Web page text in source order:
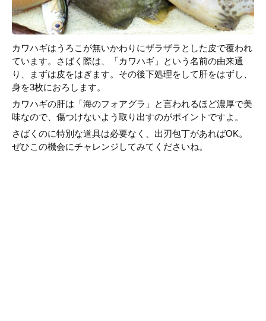
カワハギはうろこが無いかわりにザラザラとした皮で覆われ
ています。さばく際は、「カワハギ」という名前の由来通
り、まずは皮をはぎます。その後下処理をして肝をはずし、
身を3枚におろします。
カワハギの肝は「海のフォアグラ」と言われるほど濃厚で美
味なので、傷つけないよう取り出すのがポイントですよ。
さばくのに特別な道具は必要なく、出刃包丁があればOK。
ぜひこの機会にチャレンジしてみてくださいね。